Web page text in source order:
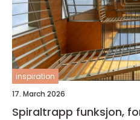
inspiration
17. March 2026
Spiraltrapp funksjon, form og fleksibilitet i